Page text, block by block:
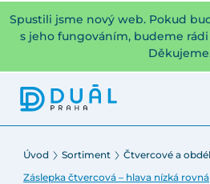
Spustili jsme nový web. Pokud
s jeho fungováním, budeme rádi
Úvod Sortiment
Čtvercové a
Záslepka čtvercová – hlava nízká rovná